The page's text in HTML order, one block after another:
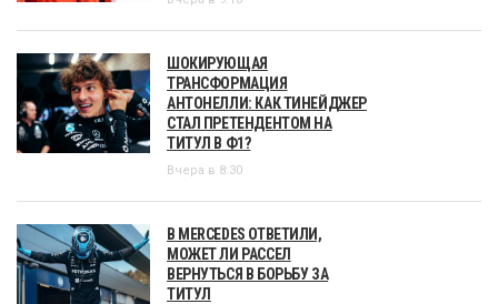
ШОКИРУЮЩАЯ
ТРАНСФОРМАЦИЯ
АНТОНЕЛЛИ: КАК ТИНЕЙДЖЕР
СТАЛ ПРЕТЕНДЕНТОМ НА
ТИТУЛ В Ф1?
Вчера в 8:30
В MERCEDES ОТВЕТИЛИ,
МОЖЕТ ЛИ РАССЕЛ
ВЕРНУТЬСЯ В БОРЬБУ ЗА
ТИТУЛ